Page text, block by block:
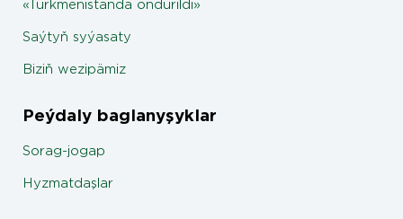
«Türkmenistanda öndürildi»
Saýtyň syýasaty
Biziň wezipämiz
Peýdaly baglanyşyklar
Sorag-jogap
Hyzmatdaşlar